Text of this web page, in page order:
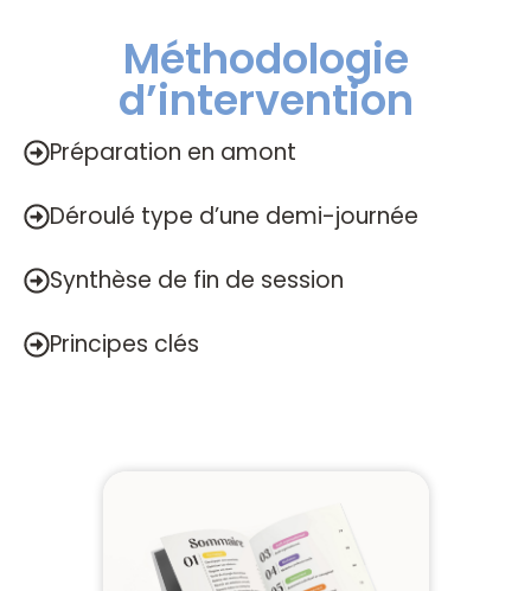
Méthodologie
d’intervention
Préparation en amont
Déroulé type d’une demi-journée
Synthèse de fin de session
Principes clés